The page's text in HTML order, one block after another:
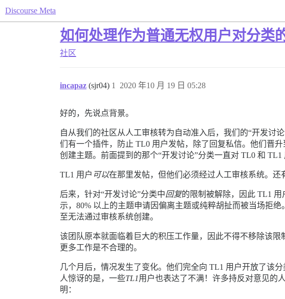
Discourse Meta
如何处理作为普通无权用户对分类
社区
incapaz (sjr04) 2020 年10 月 19 日 05:28
1
好的，先说点背景。
自从我们的社区从人工审核转为自动准入后，我们的“开发讨
们有一个插件，防止 TL0 用户发帖，除了回复私信。他们晋
创建主题。前面提到的那个“开发讨论”分类一直对 TL0 和
TL1 用户 可以在那里发帖，但他们必须经过人工审核系统。还
后来，针对“开发讨论”分类中回复的限制被解除，因此 TL1
示，80% 以上的主题申请因偏离主题或纯粹胡扯而被当场拒
至无法通过审核系统创建。
该团队原本就面临着巨大的积压工作量，因此不得不移除该
更多工作是不合理的。
几个月后，情况发生了变化。他们完全向 TL1 用户开放了该
人惊讶的是，一些TL1用户也表达了不满！许多持反对意见的
明：